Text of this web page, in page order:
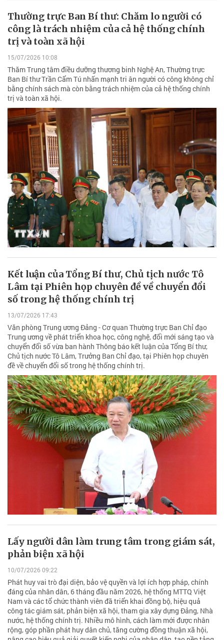
Thường trực Ban Bí thư: Chăm lo người có
công là trách nhiệm của cả hệ thống chính
trị và toàn xã hội
15/07/2026 10:08
Thăm Trung tâm điều dưỡng thương binh Nghệ An, Thường trực
Ban Bí thư Trần Cẩm Tú nhấn mạnh tri ân người có công không chỉ
bằng chính sách mà còn bằng trách nhiệm của cả hệ thống chính
trị và toàn xã hội.
Kết luận của Tổng Bí thư, Chủ tịch nước Tô
Lâm tại Phiên họp chuyên đề về chuyển đổi
số trong hệ thống chính trị
13/07/2026 17:43
Văn phòng Trung ương Đảng - Cơ quan Thường trực Ban Chỉ đạo
Trung ương về phát triển khoa học, công nghệ, đổi mới sáng tạo và
chuyển đổi số vừa ban hành Thông báo kết luận của Tổng Bí thư,
Chủ tịch nước Tô Lâm, Trưởng Ban Chỉ đạo, tại Phiên họp chuyên
đề về chuyển đổi số trong hệ thống chính trị.
Lấy người dân làm trung tâm trong giám sát,
phản biện xã hội
10/07/2026 09:22
Phát huy vai trò đại diện, bảo vệ quyền và lợi ích hợp pháp, chính
đáng của nhân dân, 6 tháng đầu năm 2026, hệ thống MTTQ Việt
Nam và các tổ chức thành viên đã triển khai đồng bộ, hiệu quả
công tác giám sát, phản biện xã hội, tham gia xây dựng Đảng, Nhà
nước, hệ thống chính trị. Nhiều mô hình, cách làm mới được nhân
rộng, góp phần phát huy dân chủ, tăng cường đồng thuận xã hội,